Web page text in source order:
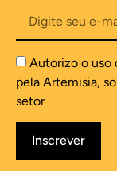
Autorizo o uso
pela Artemisia,
setor
Inscrever